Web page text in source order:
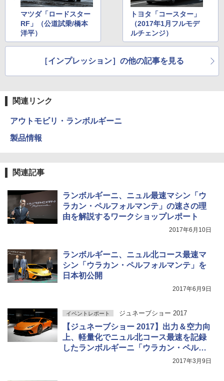
マツダ「ロードスター
RF」（公道試乗/橋本
洋平）
トヨタ「コースター」
（2017年1月フルモデ
ルチェンジ）
［インプレッション］の他の記事を見る
関連リンク
アウトモビリ・ランボルギーニ
製品情報
関連記事
ランボルギーニ、ニュル最速マシン「ウ
ラカン・ペルフォルマンテ」の速さの理
由を解説するワークショップレポート
2017年6月10日
ランボルギーニ、ニュル北コース最速マ
シン「ウラカン・ペルフォルマンテ」を
日本初公開
2017年6月9日
イベントレポート ジュネーブショー 2017
【ジュネーブショー 2017】出力＆空力向
上、軽量化でニュル北コース最速を記録
したランボルギーニ「ウラカン・ペルフ
2017年3月9日